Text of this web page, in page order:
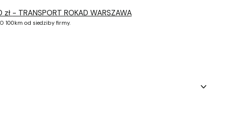
zł - TRANSPORT ROKAD WARSZAWA
100km od siedziby firmy.